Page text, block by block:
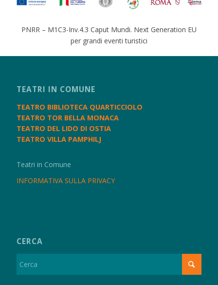
PNRR – M1C3-Inv.4.3 Caput Mundi. Next Generation EU
per grandi eventi turistici
TEATRI IN COMUNE
TEATRO BIBLIOTECA QUARTICCIOLO
TEATRO TOR BELLA MONACA
TEATRO DEL LIDO DI OSTIA
TEATRO VILLA PAMPHILJ
Teatri in Comune
INFORMATIVA SULLA PRIVACY
CERCA